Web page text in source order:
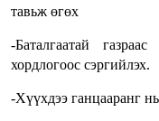
тавьж өгөх
-Баталгаатай
хордлогоос сэргийлэх.
-Хүүхдээ ганцааранг